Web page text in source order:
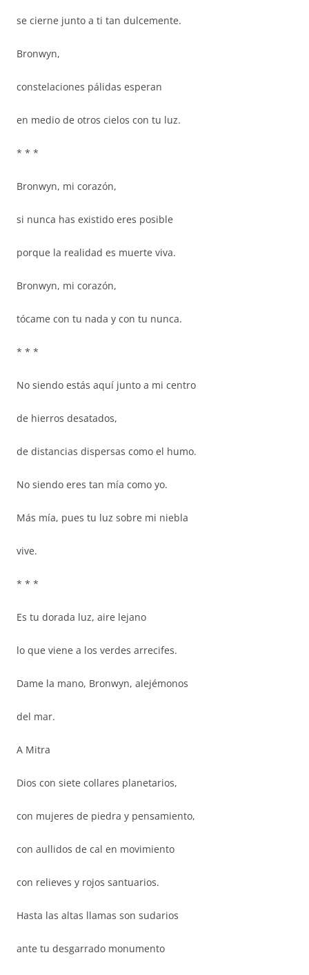
se cierne junto a ti tan dulcemente.
Bronwyn,
constelaciones pálidas esperan
en medio de otros cielos con tu luz.
* * *
Bronwyn, mi corazón,
si nunca has existido eres posible
porque la realidad es muerte viva.
Bronwyn, mi corazón,
tócame con tu nada y con tu nunca.
* * *
No siendo estás aquí junto a mi centro
de hierros desatados,
de distancias dispersas como el humo.
No siendo eres tan mía como yo.
Más mía, pues tu luz sobre mi niebla
vive.
* * *
Es tu dorada luz, aire lejano
lo que viene a los verdes arrecifes.
Dame la mano, Bronwyn, alejémonos
del mar.
A Mitra
Dios con siete collares planetarios,
con mujeres de piedra y pensamiento,
con aullidos de cal en movimiento
con relieves y rojos santuarios.
Hasta las altas llamas son sudarios
ante tu desgarrado monumento